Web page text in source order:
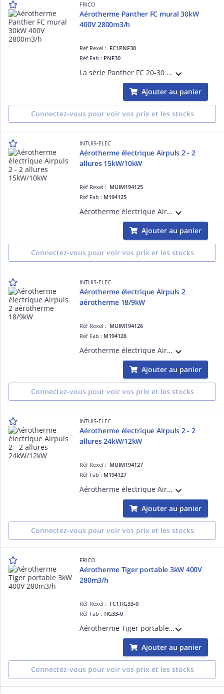
FRICO
Aérotherme Panther FC mural 30kW
400V 2800m3/h
Réf Rexel : FC1PNF30
Réf Fab : PNF30
La série Panther FC 20-30 propose des aérothermes silencieux et efficaces destinés au chauffage et à la déshumidification des locaux industriels et autres grands bâtiments.
Ajouter au panier
Connectez-vous pour voir vos prix et les stocks
INTUIS-ELEC
Aérotherme électrique Airpuls 2 - 2
allures 15kW/10kW
Réf Rexel : MUIM194125
Réf Fab : M194125
Aérotherme électrique Airpuls 2 - 15kW/10kW Tri 400V+N - Fixes - Fixation murale comprise - Boitier de commande en option - Un flux d'air longue portée directionnel et homogène - Origine France Garantie
Ajouter au panier
Connectez-vous pour voir vos prix et les stocks
INTUIS-ELEC
Aérotherme électrique Airpuls 2
aérotherme 18/9kW
Réf Rexel : MUIM194126
Réf Fab : M194126
Aérotherme électrique Airpuls 2 - 18000/9000 W Tri 400V+N - Fixes - Fixation murale comprise - Boitier de commande en option - Un flux d'air longue portée directionnel et homogène - Origine France Garantie
Ajouter au panier
Connectez-vous pour voir vos prix et les stocks
INTUIS-ELEC
Aérotherme électrique Airpuls 2 - 2
allures 24kW/12kW
Réf Rexel : MUIM194127
Réf Fab : M194127
Aérotherme électrique Airpuls 2 - 24kW/12kW Tri 400V+N - Fixes - Fixation murale comprise - Boitier de commande en option - Un flux d'air longue portée directionnel et homogène - Origine France Garantie
Ajouter au panier
Connectez-vous pour voir vos prix et les stocks
FRICO
Aérotherme Tiger portable 3kW 400V
280m3/h
Réf Rexel : FC1TIG33-0
Réf Fab :TIG33-0
Aérotherme Tiger portable 3kW, alimentation triphasée 400V 280m3/h
Ajouter au panier
Connectez-vous pour voir vos prix et les stocks